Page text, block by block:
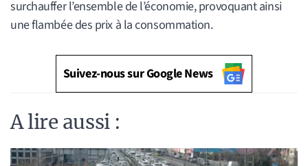
surchauffer l’ensemble de l’économie, provoquant ainsi
une flambée des prix à la consommation.
Suivez-nous sur Google News
A lire aussi :